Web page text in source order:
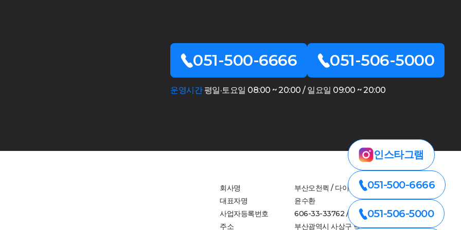
051-500-6666 051-506-5000
운영시간평일·토요일 08:00 ~ 20:00 / 일요일 09:00 ~ 20:00
회사명
부산오천퀵 / 다이렉트종합물류
대표자명
윤수환
사업자등록번호
606-33-33762 / 606-30-54790
주소
부산광역시 사상구 낙동대로 712-1
인스타그램
051-500-6666
051-506-5000